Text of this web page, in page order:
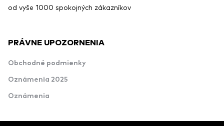
od vyše 1000 spokojných zákazníkov
PRÁVNE UPOZORNENIA
Obchodné podmienky
Oznámenia 2025
Oznámenia